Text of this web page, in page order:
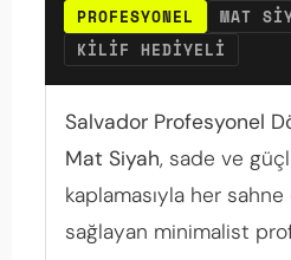
PROFESYONEL MAT
KILIF HEDIYELI
Salvador Profesyonel
Mat Siyah, sade ve
kaplamasıyla her
sağlayan minimalist